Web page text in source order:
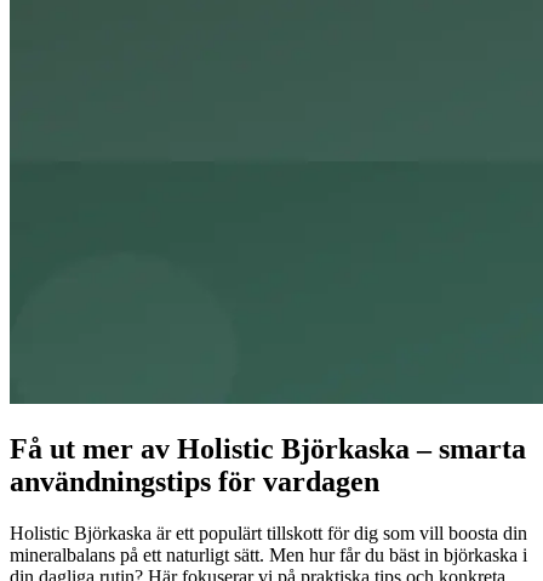
Få ut mer av Holistic Björkaska – smarta
användningstips för vardagen
Holistic Björkaska är ett populärt tillskott för dig som vill boosta din
mineralbalans på ett naturligt sätt. Men hur får du bäst in björkaska i